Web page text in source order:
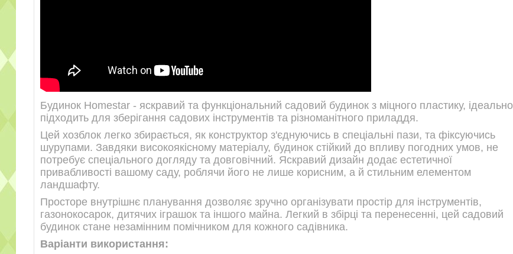
Будинок Homestar - яскравий та функціональний садовий будинок з міцного пластику, ідеально
підходить для зберігання садових інструментів та різноманітного приладдя.
Цей хозблок легко збирається, як конструктор з'єднуючись в спеціальні пази, та фіксуючись
шурупами. Завдяки високоякісному матеріалу, будинок стійкий до впливу погодних умов, не
потребує спеціального догляду та довговічний. Яскравий дизайн додає естетичної
привабливості вашому саду, роблячи його не лише корисним, а й стильним елементом
ландшафту.
Просторе внутрішнє планування дозволяє зручно організувати простір для інструментів,
газонокосарок, дитячих іграшок та іншого майна. Легкий в збірці та перенесенні, цей садовий
будинок стане незамінним помічником для кожного садівника.
Варіанти використання: